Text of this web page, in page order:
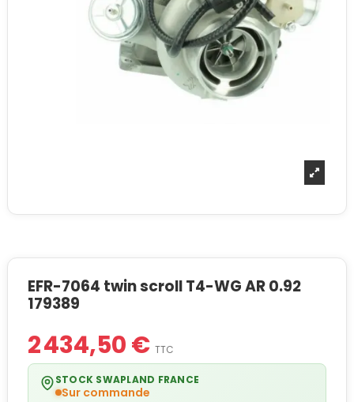
EFR-7064 twin scroll T4-WG AR 0.92
179389
2 434,50 € TTC
STOCK SWAPLAND FRANCE
Sur commande